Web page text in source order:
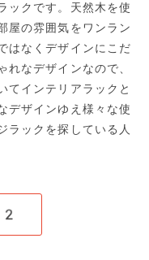
ックです。天然木を使
屋の雰囲気をワンラン
はなくデザインにこだ
れなデザインなので、
てインテリアラックと
デザインゆえ様々な使
ラックを探している人
2